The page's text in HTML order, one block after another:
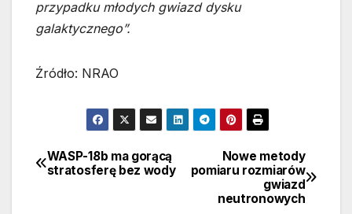
przypadku młodych gwiazd dysku
galaktycznego”.
Źródło: NRAO
Nawigacja
Nowe metody
pomiaru rozmiarów
gwiazd
neutronowych
WASP-18b ma gorącą
stratosferę bez wody